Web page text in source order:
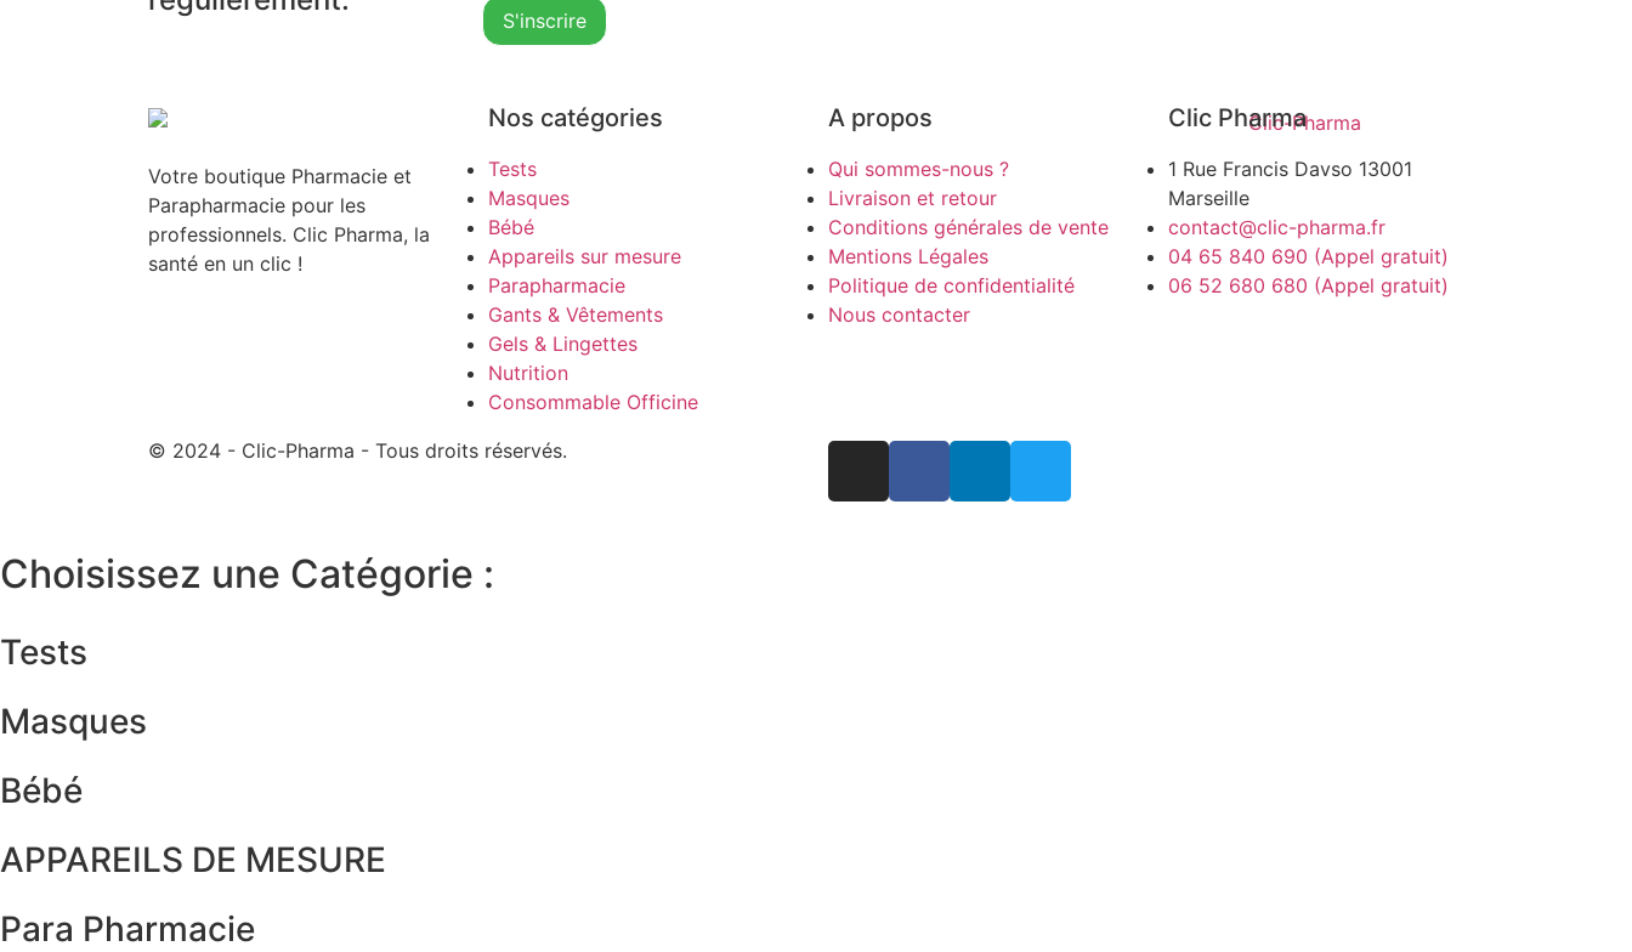
Votre boutique Pharmacie et
Parapharmacie pour les
professionnels. Clic Pharma, la
santé en un clic !
Nos catégories
Tests
Masques
Bébé
Appareils sur mesure
Parapharmacie
Gants & Vêtements
Gels & Lingettes
Nutrition
Consommable Officine
A propos
Qui sommes-nous ?
Livraison et retour
Conditions générales de vente
Mentions Légales
Politique de confidentialité
Nous contacter
Clic Pharma
1 Rue Francis Davso 13001
Marseille
contact@clic-pharma.fr
04 65 840 690 (Appel gratuit)
06 52 680 680 (Appel gratuit)
© 2024 - Clic-Pharma - Tous droits réservés.
Choisissez une Catégorie :
Tests
Masques
Bébé
APPAREILS DE MESURE
Para Pharmacie